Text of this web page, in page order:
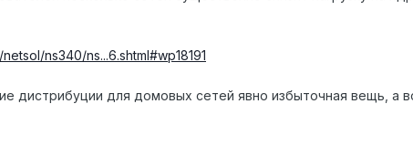
ns340/ns...6.shtml#wp18191
дистрибуции для домовых сетей явно избыточная вещь, а